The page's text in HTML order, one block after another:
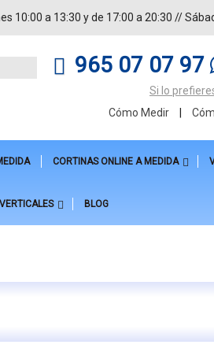
10:00 a 13:30 y de 17:00 a 20:30 //
965 07 07 97
Si lo
Cómo Medir
CORTINAS ONLINE A MEDIDA
VERTICALES BLOG